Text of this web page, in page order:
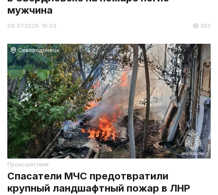
мужчина
08.07.2026 16:03 363
Северодонецк
Происшествия
Спасатели МЧС предотвратили
крупный ландшафтный пожар в ЛНР